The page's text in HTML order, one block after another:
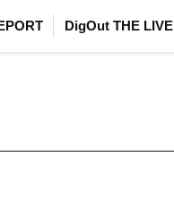
DigOut THE LIVE